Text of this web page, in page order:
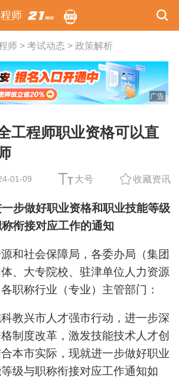
师
师> 考试动态 > 政策解析
广告
工程师职业资格可以直
01-09 大号 收藏资讯
步做好职业资格和职业技能等级
衔接对应工作的通知
和社会保障局，各委办局（集团
、大专院校、驻津单位人力资源
各职称行业（专业）主管部门：
教兴市人才强市行动，进一步深
制度改革，激发技能技术人才创
本市实际，现就进一步做好职业
级与职称衔接对应工作通知如